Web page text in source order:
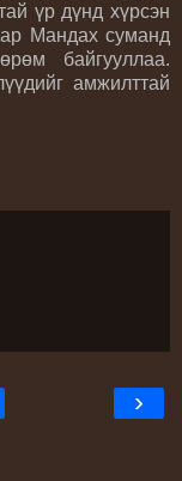
үр дүнд хүрсэн
Мандах суманд
байгууллаа.
амжилттай
›